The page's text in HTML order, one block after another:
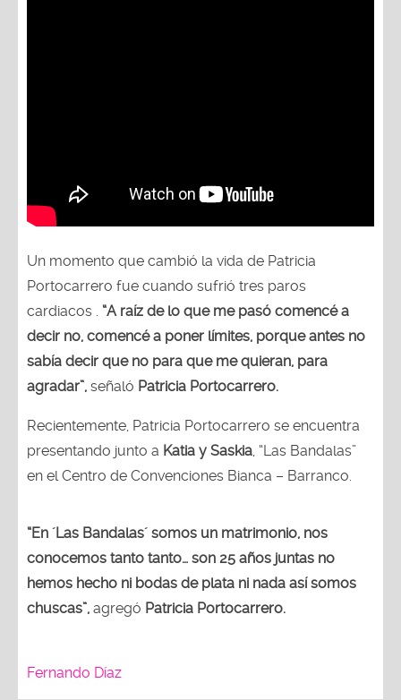
Un momento que cambió la vida de Patricia
Portocarrero fue cuando sufrió tres paros
cardiacos . “A raíz de lo que me pasó comencé a
decir no, comencé a poner límites, porque antes no
sabía decir que no para que me quieran, para
agradar”, señaló Patricia Portocarrero.
Recientemente, Patricia Portocarrero se encuentra
presentando junto a Katia y Saskia, “Las Bandalas”
en el Centro de Convenciones Bianca – Barranco.
“En ´Las Bandalas´ somos un matrimonio, nos
conocemos tanto tanto… son 25 años juntas no
hemos hecho ni bodas de plata ni nada así somos
chuscas”, agregó Patricia Portocarrero.
Fernando Díaz